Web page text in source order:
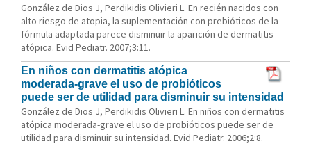
González de Dios J, Perdikidis Olivieri L. En recién nacidos con
alto riesgo de atopia, la suplementación con prebióticos de la
fórmula adaptada parece disminuir la aparición de dermatitis
atópica. Evid Pediatr. 2007;3:11.
En niños con dermatitis atópica
moderada-grave el uso de probióticos
puede ser de utilidad para disminuir su intensidad
González de Dios J, Perdikidis Olivieri L. En niños con dermatitis
atópica moderada-grave el uso de probióticos puede ser de
utilidad para disminuir su intensidad. Evid Pediatr. 2006;2:8.